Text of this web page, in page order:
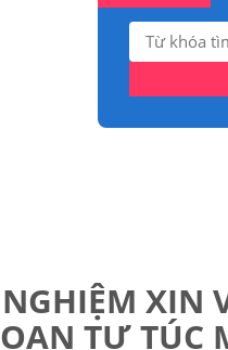
Tìm
kiếm:
XIN
TỰ TÚC